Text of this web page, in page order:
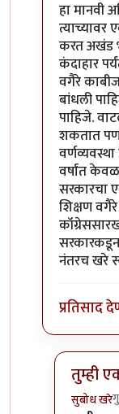
हा मानवी
करत अखंड
कंदाहार
वगैरे
बांधली
पाहिजे.
शकतात पण
वर्षांत
सरकारचा
शिक्षण
नंतरच खरे
प्रतिसाद
तुम्ही
सुबोध खरे